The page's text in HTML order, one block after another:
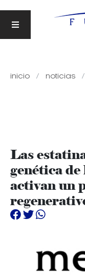
inicio noticias
Las
genética
activan un